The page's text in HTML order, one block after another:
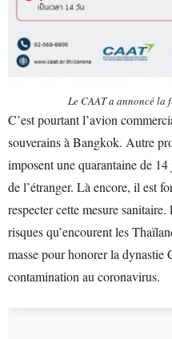
Le CAAT a annoncé la
C’est pourtant l’avion
souverains à Bangkok. Autre
imposent une quarantaine de
de l’étranger. Là encore, il est
respecter cette mesure
risques qu’encourent les
masse pour honorer la dynastie
contamination au coronavirus.